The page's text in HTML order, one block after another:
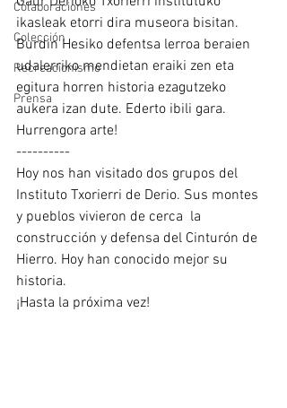
Colaboraciones
Colección
Recreacionismo
Prensa
ikasleak etorri dira museora bisitan.
Burdin Hesiko defentsa lerroa beraien
udalerriko mendietan eraiki zen eta
egitura horren historia ezagutzeko
aukera izan dute. Ederto ibili gara.
Hurrengora arte!
----------
Hoy nos han visitado dos grupos del
Instituto Txorierri de Derio. Sus montes
y pueblos vivieron de cerca  la
construcción y defensa del Cinturón de
Hierro. Hoy han conocido mejor su
historia.
¡Hasta la próxima vez!